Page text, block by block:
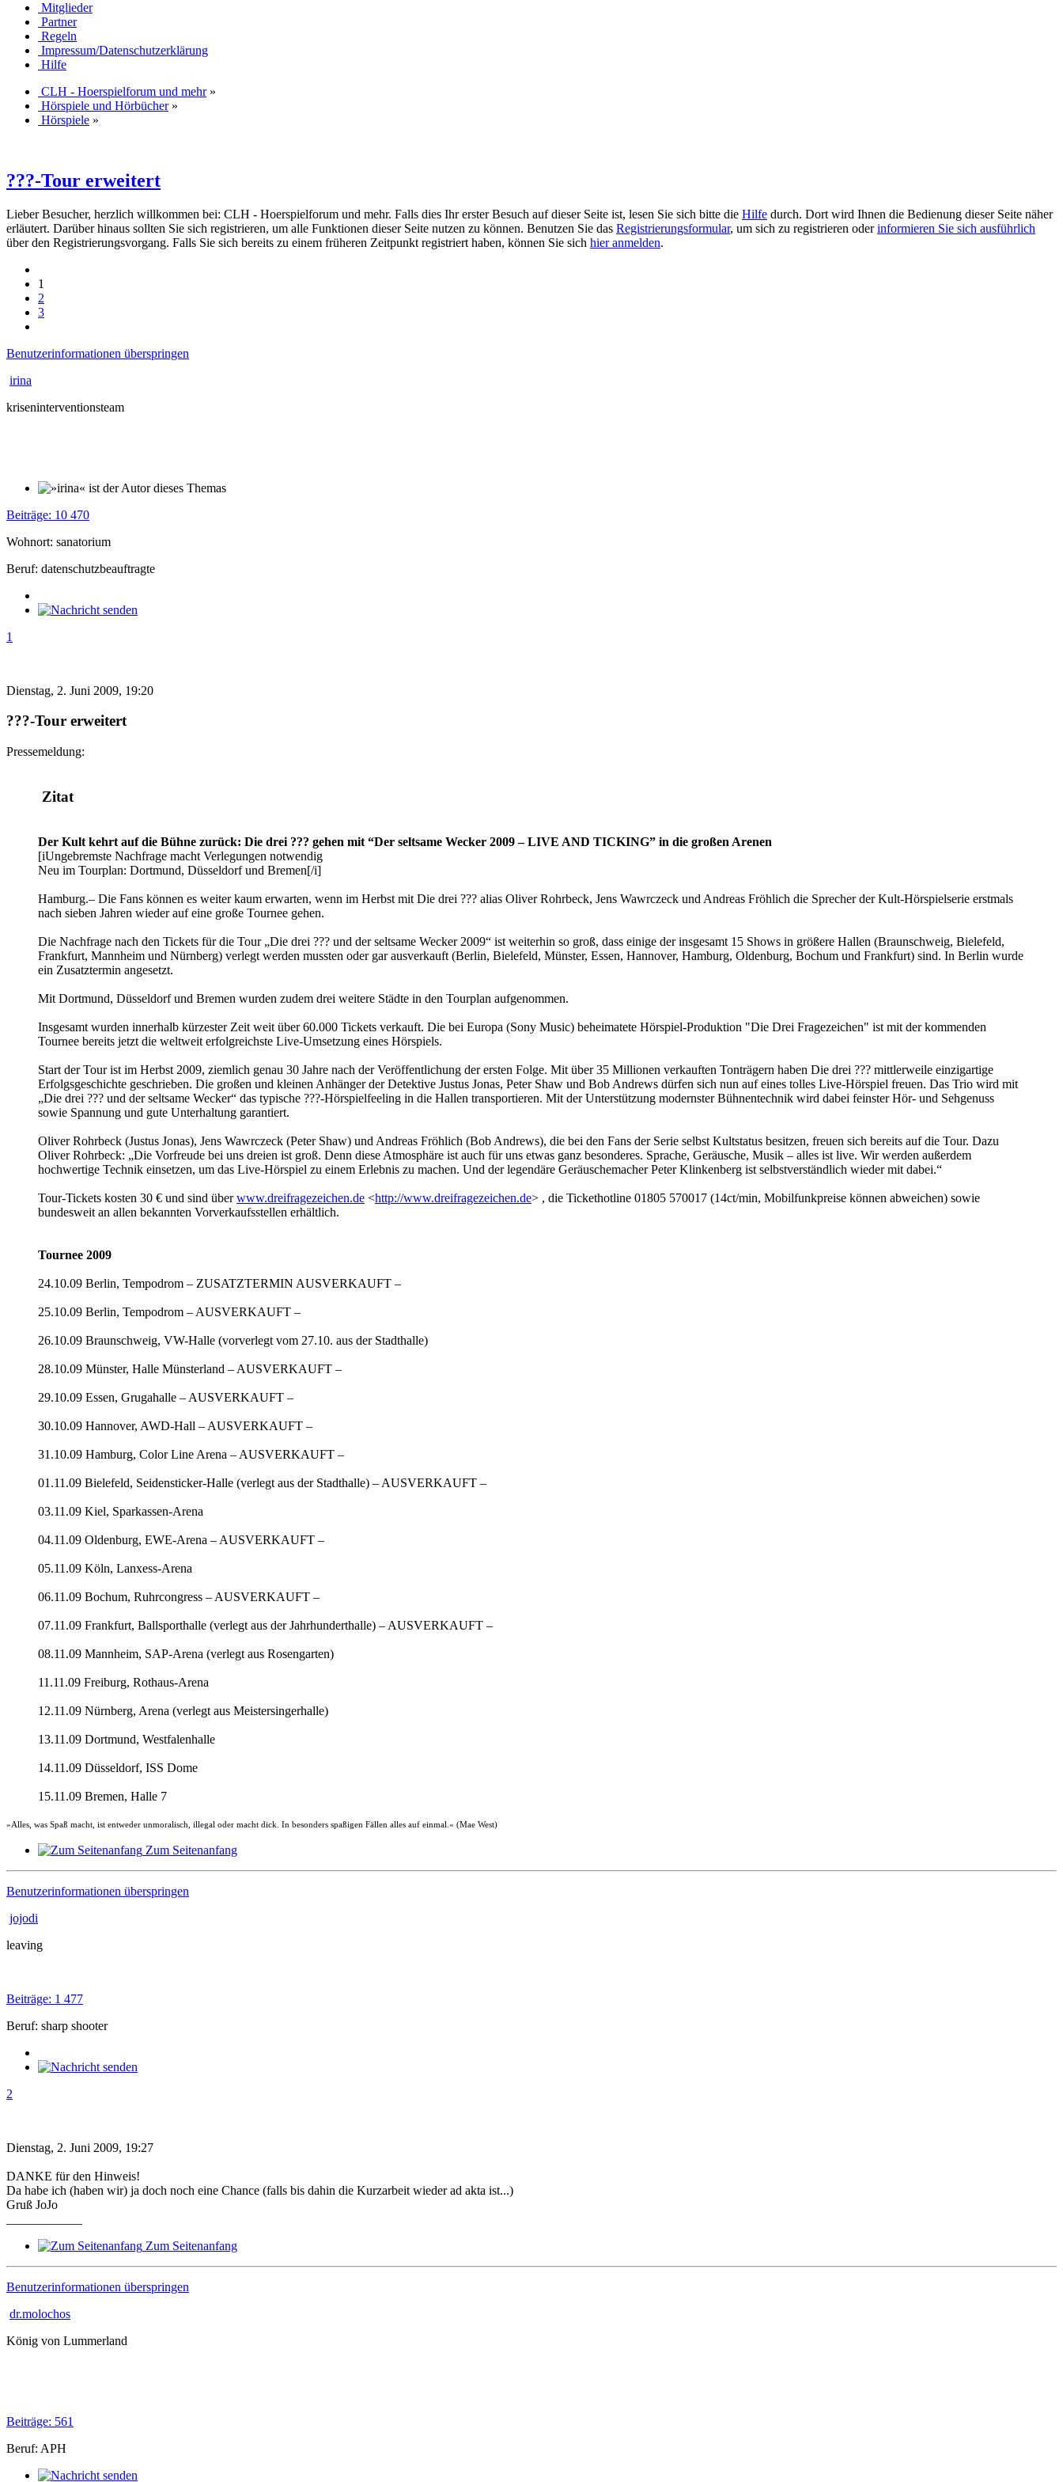
Mitglieder
Partner
Regeln
Impressum/Datenschutzerklärung
Hilfe
CLH - Hoerspielforum und mehr»
Hörspiele und Hörbücher»
Hörspiele »
???-Tour erweitert
Lieber Besucher, herzlich willkommen bei: CLH - Hoerspielforum und mehr. Falls dies Ihr erster Besuch auf dieser Seite ist, lesen Sie sich bitte die Hilfe durch. Dort wird Ihnen die Bedienung dieser Seite näher
erläutert. Darüber hinaus sollten Sie sich registrieren, um alle Funktionen dieser Seite nutzen zu können. Benutzen Sie das Registrierungsformular, um sich zu registrieren oderinformieren Sie sich ausführlich
über den Registrierungsvorgang. Falls Sie sich bereits zu einem früheren Zeitpunkt registriert haben, können Sie sich hier anmelden.
1
2
3
Benutzerinformationen überspringen
irina
kriseninterventionsteam
Beiträge: 10 470
Wohnort: sanatorium
Beruf: datenschutzbeauftragte
1
Dienstag, 2. Juni 2009, 19:20
???-Tour erweitert
Pressemeldung:
Zitat
Der Kult kehrt auf die Bühne zurück: Die drei ??? gehen mit “Der seltsame Wecker 2009 – LIVE AND TICKING” in die großen Arenen
[iUngebremste Nachfrage macht Verlegungen notwendig
Neu im Tourplan: Dortmund, Düsseldorf und Bremen[/i]
Hamburg.– Die Fans können es weiter kaum erwarten, wenn im Herbst mit Die drei ??? alias Oliver Rohrbeck, Jens Wawrczeck und Andreas Fröhlich die Sprecher der Kult-Hörspielserie erstmals
nach sieben Jahren wieder auf eine große Tournee gehen.
Die Nachfrage nach den Tickets für die Tour „Die drei ??? und der seltsame Wecker 2009“ ist weiterhin so groß, dass einige der insgesamt 15 Shows in größere Hallen (Braunschweig, Bielefeld,
Frankfurt, Mannheim und Nürnberg) verlegt werden mussten oder gar ausverkauft (Berlin, Bielefeld, Münster, Essen, Hannover, Hamburg, Oldenburg, Bochum und Frankfurt) sind. In Berlin wurde
ein Zusatztermin angesetzt.
Mit Dortmund, Düsseldorf und Bremen wurden zudem drei weitere Städte in den Tourplan aufgenommen.
Insgesamt wurden innerhalb kürzester Zeit weit über 60.000 Tickets verkauft. Die bei Europa (Sony Music) beheimatete Hörspiel-Produktion "Die Drei Fragezeichen" ist mit der kommenden
Tournee bereits jetzt die weltweit erfolgreichste Live-Umsetzung eines Hörspiels.
Start der Tour ist im Herbst 2009, ziemlich genau 30 Jahre nach der Veröffentlichung der ersten Folge. Mit über 35 Millionen verkauften Tonträgern haben Die drei ??? mittlerweile einzigartige
Erfolgsgeschichte geschrieben. Die großen und kleinen Anhänger der Detektive Justus Jonas, Peter Shaw und Bob Andrews dürfen sich nun auf eines tolles Live-Hörspiel freuen. Das Trio wird mit
„Die drei ??? und der seltsame Wecker“ das typische ???-Hörspielfeeling in die Hallen transportieren. Mit der Unterstützung modernster Bühnentechnik wird dabei feinster Hör- und Sehgenuss
sowie Spannung und gute Unterhaltung garantiert.
Oliver Rohrbeck (Justus Jonas), Jens Wawrczeck (Peter Shaw) und Andreas Fröhlich (Bob Andrews), die bei den Fans der Serie selbst Kultstatus besitzen, freuen sich bereits auf die Tour. Dazu
Oliver Rohrbeck: „Die Vorfreude bei uns dreien ist groß. Denn diese Atmosphäre ist auch für uns etwas ganz besonderes. Sprache, Geräusche, Musik – alles ist live. Wir werden außerdem
hochwertige Technik einsetzen, um das Live-Hörspiel zu einem Erlebnis zu machen. Und der legendäre Geräuschemacher Peter Klinkenberg ist selbstverständlich wieder mit dabei.“
Tour-Tickets kosten 30 € und sind überwww.dreifragezeichen.de <http://www.dreifragezeichen.de> , die Tickethotline 01805 570017 (14ct/min, Mobilfunkpreise können abweichen) sowie
bundesweit an allen bekannten Vorverkaufsstellen erhältlich.
Tournee 2009
24.10.09 Berlin, Tempodrom – ZUSATZTERMIN AUSVERKAUFT –
25.10.09 Berlin, Tempodrom – AUSVERKAUFT –
26.10.09 Braunschweig, VW-Halle (vorverlegt vom 27.10. aus der Stadthalle)
28.10.09 Münster, Halle Münsterland – AUSVERKAUFT –
29.10.09 Essen, Grugahalle – AUSVERKAUFT –
30.10.09 Hannover, AWD-Hall – AUSVERKAUFT –
31.10.09 Hamburg, Color Line Arena – AUSVERKAUFT –
01.11.09 Bielefeld, Seidensticker-Halle (verlegt aus der Stadthalle) – AUSVERKAUFT –
03.11.09 Kiel, Sparkassen-Arena
04.11.09 Oldenburg, EWE-Arena – AUSVERKAUFT –
05.11.09 Köln, Lanxess-Arena
06.11.09 Bochum, Ruhrcongress – AUSVERKAUFT –
07.11.09 Frankfurt, Ballsporthalle (verlegt aus der Jahrhunderthalle) – AUSVERKAUFT –
08.11.09 Mannheim, SAP-Arena (verlegt aus Rosengarten)
11.11.09 Freiburg, Rothaus-Arena
12.11.09 Nürnberg, Arena (verlegt aus Meistersingerhalle)
13.11.09 Dortmund, Westfalenhalle
14.11.09 Düsseldorf, ISS Dome
15.11.09 Bremen, Halle 7
»Alles, was Spaß macht, ist entweder unmoralisch, illegal oder macht dick. In besonders spaßigen Fällen alles auf einmal.« (Mae West)
Zum Seitenanfang
Benutzerinformationen überspringen
jojodi
leaving
Beiträge: 1 477
Beruf: sharp shooter
2
Dienstag, 2. Juni 2009, 19:27
DANKE für den Hinweis!
Da habe ich (haben wir) ja doch noch eine Chance (falls bis dahin die Kurzarbeit wieder ad akta ist...)
Gruß JoJo
Zum Seitenanfang
Benutzerinformationen überspringen
dr.molochos
König von Lummerland
Beiträge: 561
Beruf: APH